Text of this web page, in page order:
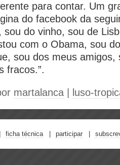
para contar. Um
do facebook da
sou do vinho, sou de
com o Obama, sou
sou dos meus amigos,
fracos.”.
martalanca luso-
ficha técnica participar